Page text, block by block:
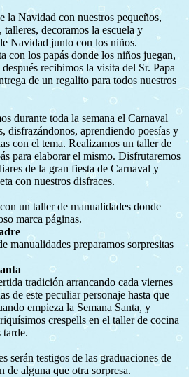
la Navidad con nuestros pequeños,
talleres, decoramos la escuela y
Navidad junto con los niños.
con los papás donde los niños juegan,
recibimos la visita del Sr. Papa
de un regalito para todos nuestros
durante toda la semana el Carnaval
disfrazándonos, aprendiendo poesías y
con el tema. Realizamos un taller de
para elaborar el mismo. Disfrutaremos
de la gran fiesta de Carnaval y
con nuestros disfraces.
un taller de manualidades donde
marca páginas.
manualidades preparamos sorpresitas
tradición arrancando cada viernes
de este peculiar personaje hasta que
empieza la Semana Santa, y
crespells en el taller de cocina
tarde.
serán testigos de las graduaciones de
de alguna que otra sorpresa.